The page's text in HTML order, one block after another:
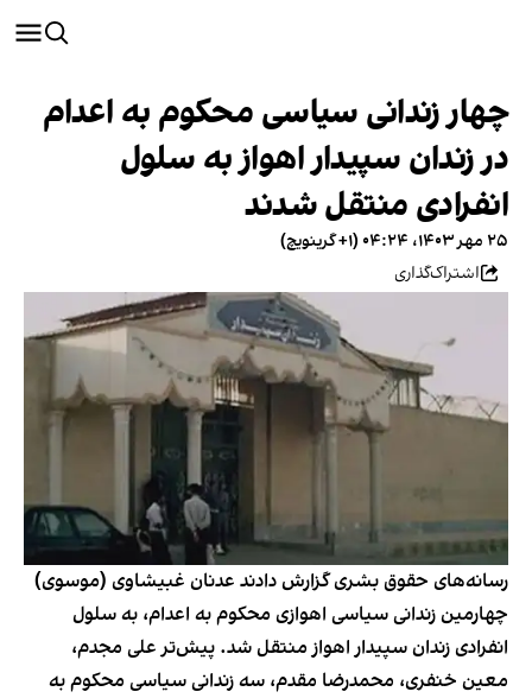
چهار زندانی سیاسی محکوم به اعدام
در زندان سپیدار اهواز به سلول
انفرادی منتقل شدند
۲۵ مهر ۱۴۰۳، ۰۴:۲۴ (‎+۱ گرینویچ)
اشتراک‌گذاری
رسانه‌های حقوق بشری گزارش دادند عدنان غبیشاوی (موسوی)
چهارمین زندانی سیاسی اهوازی محکوم به اعدام، به سلول
انفرادی زندان سپیدار اهواز منتقل شد. پیش‌تر علی مجدم،
معین خنفری، محمدرضا مقدم، سه زندانی سیاسی محکوم به